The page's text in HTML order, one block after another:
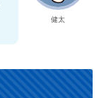
健太